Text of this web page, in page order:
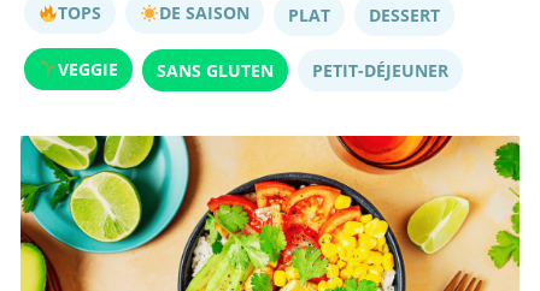
TOPS DE SAISON PLAT DESSERT
VEGGIE SANS GLUTEN PETIT-DÉJEUNER